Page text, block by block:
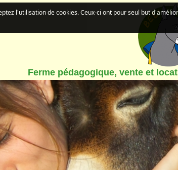
l'utilisation de cookies. Ceux-ci ont pour seul but
Ferme pédagogique, vente et